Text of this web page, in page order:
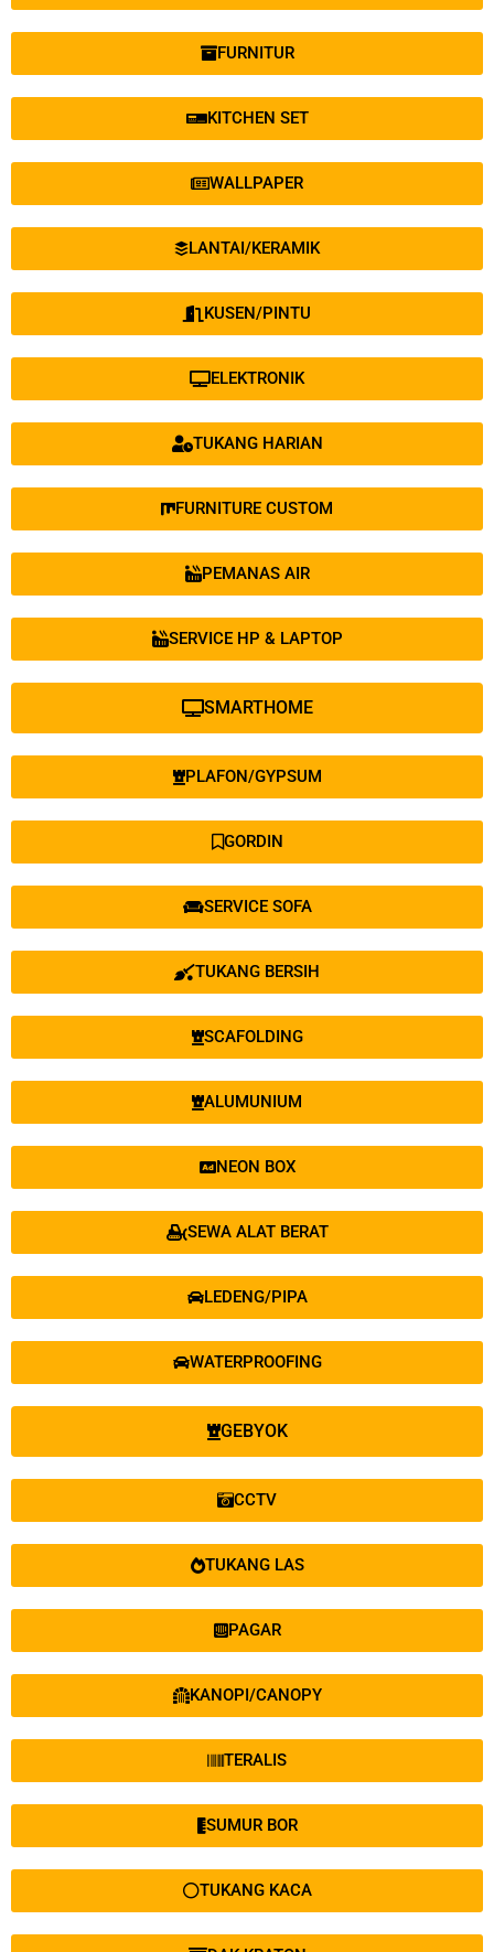
FURNITUR
KITCHEN SET
WALLPAPER
LANTAI/KERAMIK
KUSEN/PINTU
ELEKTRONIK
TUKANG HARIAN
FURNITURE CUSTOM
PEMANAS AIR
SERVICE HP & LAPTOP
SMARTHOME
PLAFON/GYPSUM
GORDIN
SERVICE SOFA
TUKANG BERSIH
SCAFOLDING
ALUMUNIUM
NEON BOX
SEWA ALAT BERAT
LEDENG/PIPA
WATERPROOFING
GEBYOK
CCTV
TUKANG LAS
PAGAR
KANOPI/CANOPY
TERALIS
SUMUR BOR
TUKANG KACA